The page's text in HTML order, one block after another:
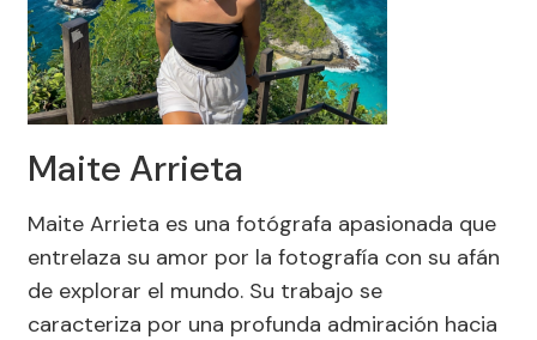
Maite Arrieta
Maite Arrieta es una fotógrafa apasionada que
entrelaza su amor por la fotografía con su afán
de explorar el mundo. Su trabajo se
caracteriza por una profunda admiración hacia